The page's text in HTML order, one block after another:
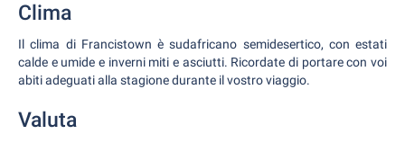
Clima
Il clima di Francistown è sudafricano semidesertico, con estati
calde e umide e inverni miti e asciutti. Ricordate di portare con voi
abiti adeguati alla stagione durante il vostro viaggio.
Valuta